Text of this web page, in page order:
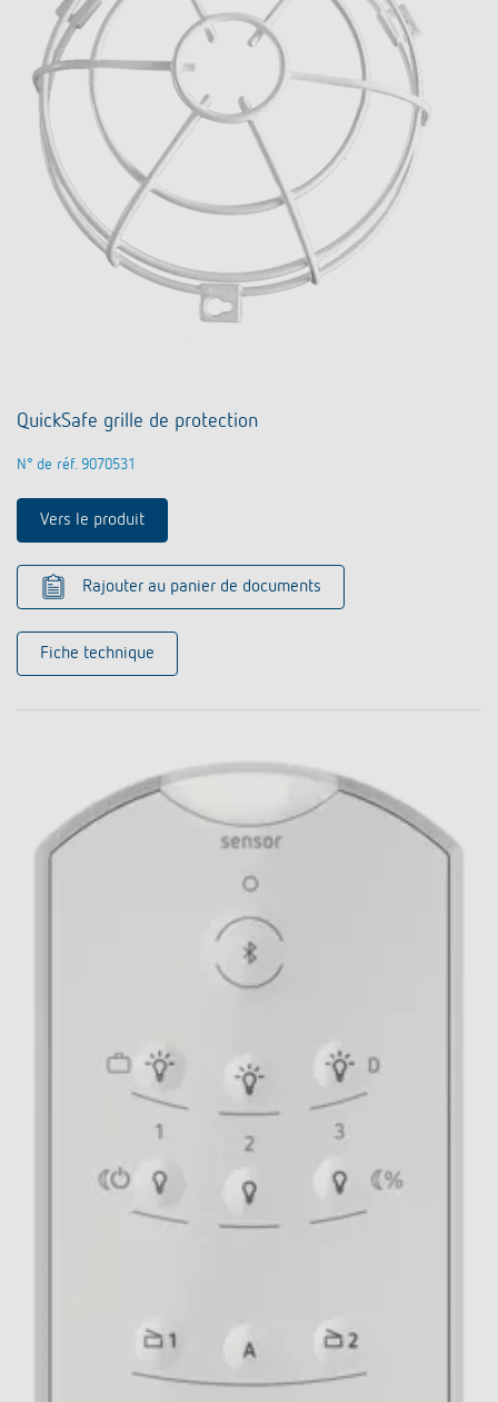
QuickSafe grille de protection
N° de réf. 9070531
Vers le produit
Rajouter au panier de documents
Fiche technique